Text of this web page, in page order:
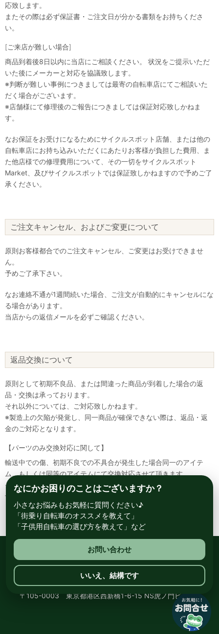
応致します。
またその際は必ず保証書・ご注文日が分かる書類をお持ちくださ
い。
[ご来店が難しい場合]
商品到着後8日以内に当店にご相談ください。 状況をご提示いただ
いた後にメーカーと対応を協議致します。
※判断が難しい事例につきましては最寄の自転車店にてご相談いた
だく場合がございます。
※店舗様にて修理後のご報告につきましては保証対応致しかねま
す。
なお保証をお受けになるためにサイクルスポット店舗、または他の
自転車店にお持ち込みいただくにあたりお客様が負担した費用、ま
た他店様での修理費用について、その一切をサイクルスポット
Market、及びサイクルスポットでは保証致しかねますので予めご了
承ください。
ご注文キャンセル、およびご変更について
原則お客様都合でのご注文キャンセル、ご変更はお受けできませ
ん。
予めご了承下さい。
なお連絡不通が1週間続いた場合、ご注文が自動的にキャンセルにな
る場合があります。
当店からの返信メールを必ずご確認ください。
返品交換について
原則として初期不良品、または間違った商品が到着した場合の返
品・交換は承っております。
それ以外については、ご対応致しかねます。
※製造上の欠陥が発覚し、同一商品が確保できない際は、返品・返
金のご対応となります。
【パーツのみ交換対応に関して】
輸送中での傷、初期不良での不具合が発生した場合同一のアイテ
ム、もしくは同等のアイテムにて交換対応させて頂きます。
その場合該当部品を着払いにて返送して頂く必要が御座いますので
予めご了承ください。
総合自転車専門店 サイクルスポット ル・サイク
〒105-0003 東京都港区西新橋1-6-15 NS虎ノ門ビル8階
なにかお困りのことはございますか？
小さなお悩みもお気軽に質問ください♪
「街乗り自転車のオススメを教えて」
「子供用自転車の選び方を教えて」など
お問い合わせ
いいえ、結構です